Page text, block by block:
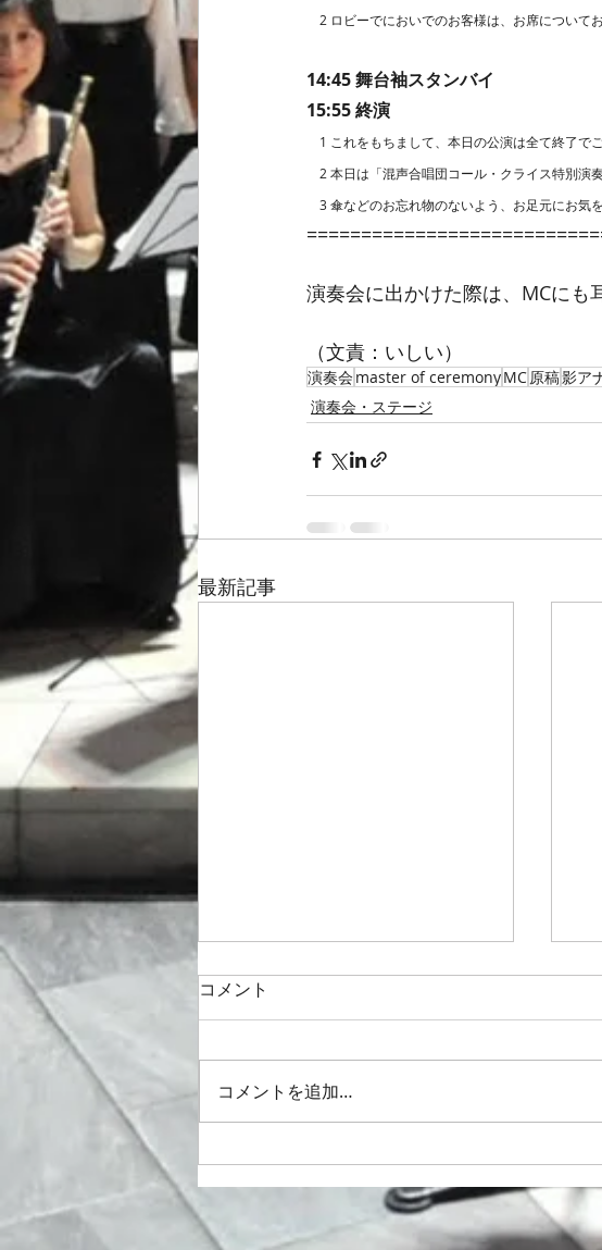
2 ロビーでにおいでのお客様は、お席についてお
14:45 舞台袖スタンバイ
15:55 終演
1 これをもちまして、本日の公演は全て終了でご
2 本日は「混声合唱団コール・クライス特別演
3 傘などのお忘れ物のないよう、お足元にお気
演奏会に出かけた際は、MCにも
（文責：いしい）
演奏会master of ceremonyMC原稿影ア
演奏会・ステージ
最新記事
新宿合唱祭 ジョン・ラター作
曲 "God be in my
head"と”Gloria”🎵2026/6/13
御
回
コメント
コメントを追加…